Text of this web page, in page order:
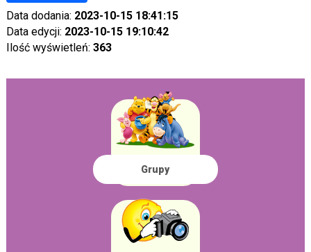
Data dodania: 2023-10-15 18:41:15
Data edycji: 2023-10-15 19:10:42
Ilość wyświetleń: 363
Grupy